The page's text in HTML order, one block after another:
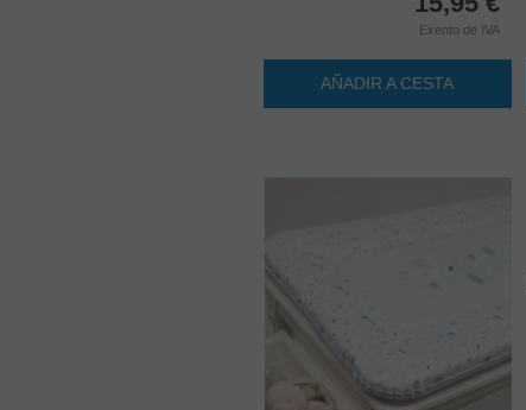
Exento de IVA
AÑADIR A CESTA